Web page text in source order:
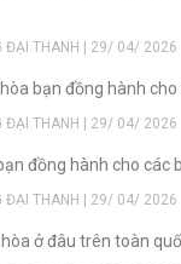
ĐẠI THANH | 29/ 04/ 2026
bạn đồng hành
ĐẠI THANH | 29/ 04/ 2026
đồng hành cho các
ĐẠI THANH | 29/ 04/ 2026
ở đâu trên toàn